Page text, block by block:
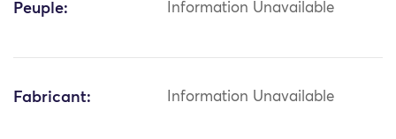
Peuple: Information Unavailable
Fabricant: Information Unavailable